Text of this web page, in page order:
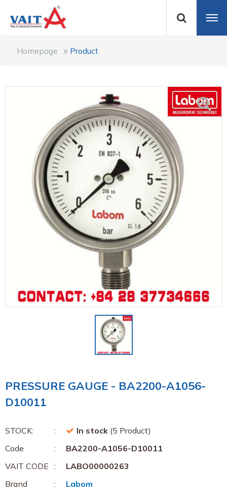
Homepage Product
PRESSURE GAUGE - BA2200-A1056-
D10011
STOCK: In stock (5 Product)
Code
BA2200-A1056-D10011
VAIT CODE
LABO00000263
Brand
Labom